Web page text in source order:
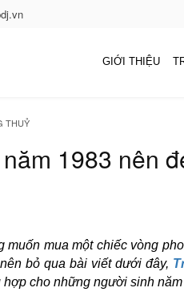
GIỚI THIỆU
THUỶ
1983 nên
muốn mua một chiếc vòng
bỏ qua bài viết dưới đây,
cho những người sinh năm